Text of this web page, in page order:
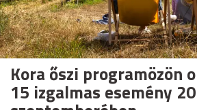
Kora őszi programözön
15 izgalmas esemény